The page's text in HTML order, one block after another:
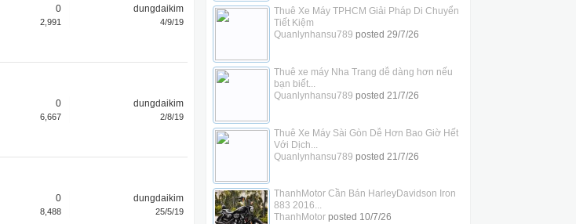
0
2,991
dungdaikim
4/9/19
0
6,667
dungdaikim
2/8/19
0
8,488
dungdaikim
25/5/19
Thuê Xe Máy TPHCM Giải Pháp Di Chuyển
Tiết Kiệm
Quanlynhansu789 posted 29/7/26
Thuê xe máy Nha Trang dễ dàng hơn nếu
bạn biết...
Quanlynhansu789 posted 21/7/26
Thuê Xe Máy Sài Gòn Dễ Hơn Bao Giờ Hết
Với Dịch...
Quanlynhansu789 posted 21/7/26
ThanhMotor Cần Bán HarleyDavidson Iron
883 2016...
ThanhMotorposted 10/7/26